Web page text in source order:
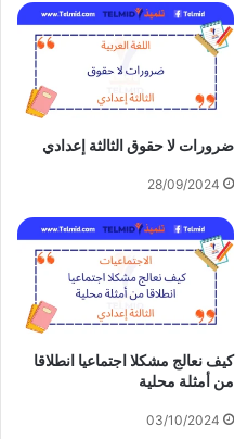
ضرورات لا حقوق الثالثة إعدادي
28/09/2024
كيف نعالج مشكلا اجتماعيا انطلاقا
من أمثلة محلية
03/10/2024